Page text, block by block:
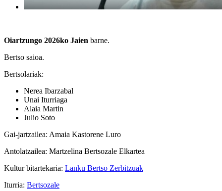
Oiartzungo 2026ko Jaien barne.
Bertso saioa.
Bertsolariak:
Nerea Ibarzabal
Unai Iturriaga
Alaia Martin
Julio Soto
Gai-jartzailea: Amaia Kastorene Luro
Antolatzailea: Martzelina Bertsozale Elkartea
Kultur bitartekaria: Lanku Bertso Zerbitzuak
Iturria: Bertsozale